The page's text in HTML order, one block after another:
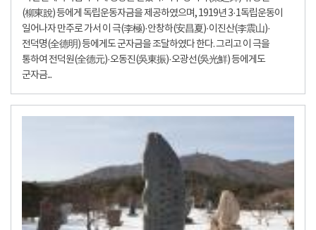
(柳東說) 등에게 독립운동자금을 제공하였으며, 1919년 3·1독립운동이
일어나자 만주로 가서 이 극(李極)·안창하(安昌夏)·이진산(李震山)·
전덕명(全德明) 등에게도 군자금을 조달하였다 한다. 그리고 이 극을
통하여 전덕원(全德元)·오동진(吳東振)·오광선(吳光鮮) 등에게도
군자금...